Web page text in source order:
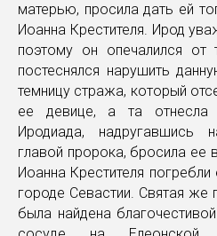
матерью, просила дать ей
Иоанна Крестителя. Ирод
поэтому он опечалился от
постеснялся нарушить
темницу стража, который
ее девице, а та отнесла
Иродиада, надругавшись
главой пророка, бросила ее
Иоанна Крестителя
городе Севастии. Святая же
была найдена